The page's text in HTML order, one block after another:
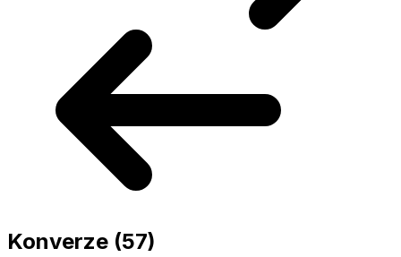
Konverze (57)